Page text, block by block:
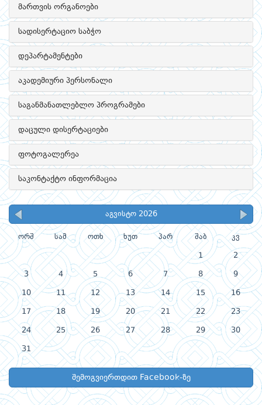
მართვის ორგანოები
სადისერტაციო საბჭო
დეპარტამენტები
აკადემიური პერსონალი
საგანმანათლებლო პროგრამები
დაცული დისერტაციები
ფოტოგალერეა
საკონტაქტო ინფორმაცია
აგვისტო 2026
ორშ სამ ოთხ ხუთ პარ შაბ კვ
1 2
3 4 5 6 7 8 9
10 11 12 13 14 15 16
17 18 19 20 21 22 23
24 25 26 27 28 29 30
31
შემოგვიერთდით Facebook-ზე